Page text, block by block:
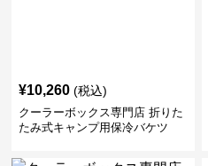
¥10,260 (税込)
クーラーボックス専門店 折りた
たみ式キャンプ用保冷バケツ